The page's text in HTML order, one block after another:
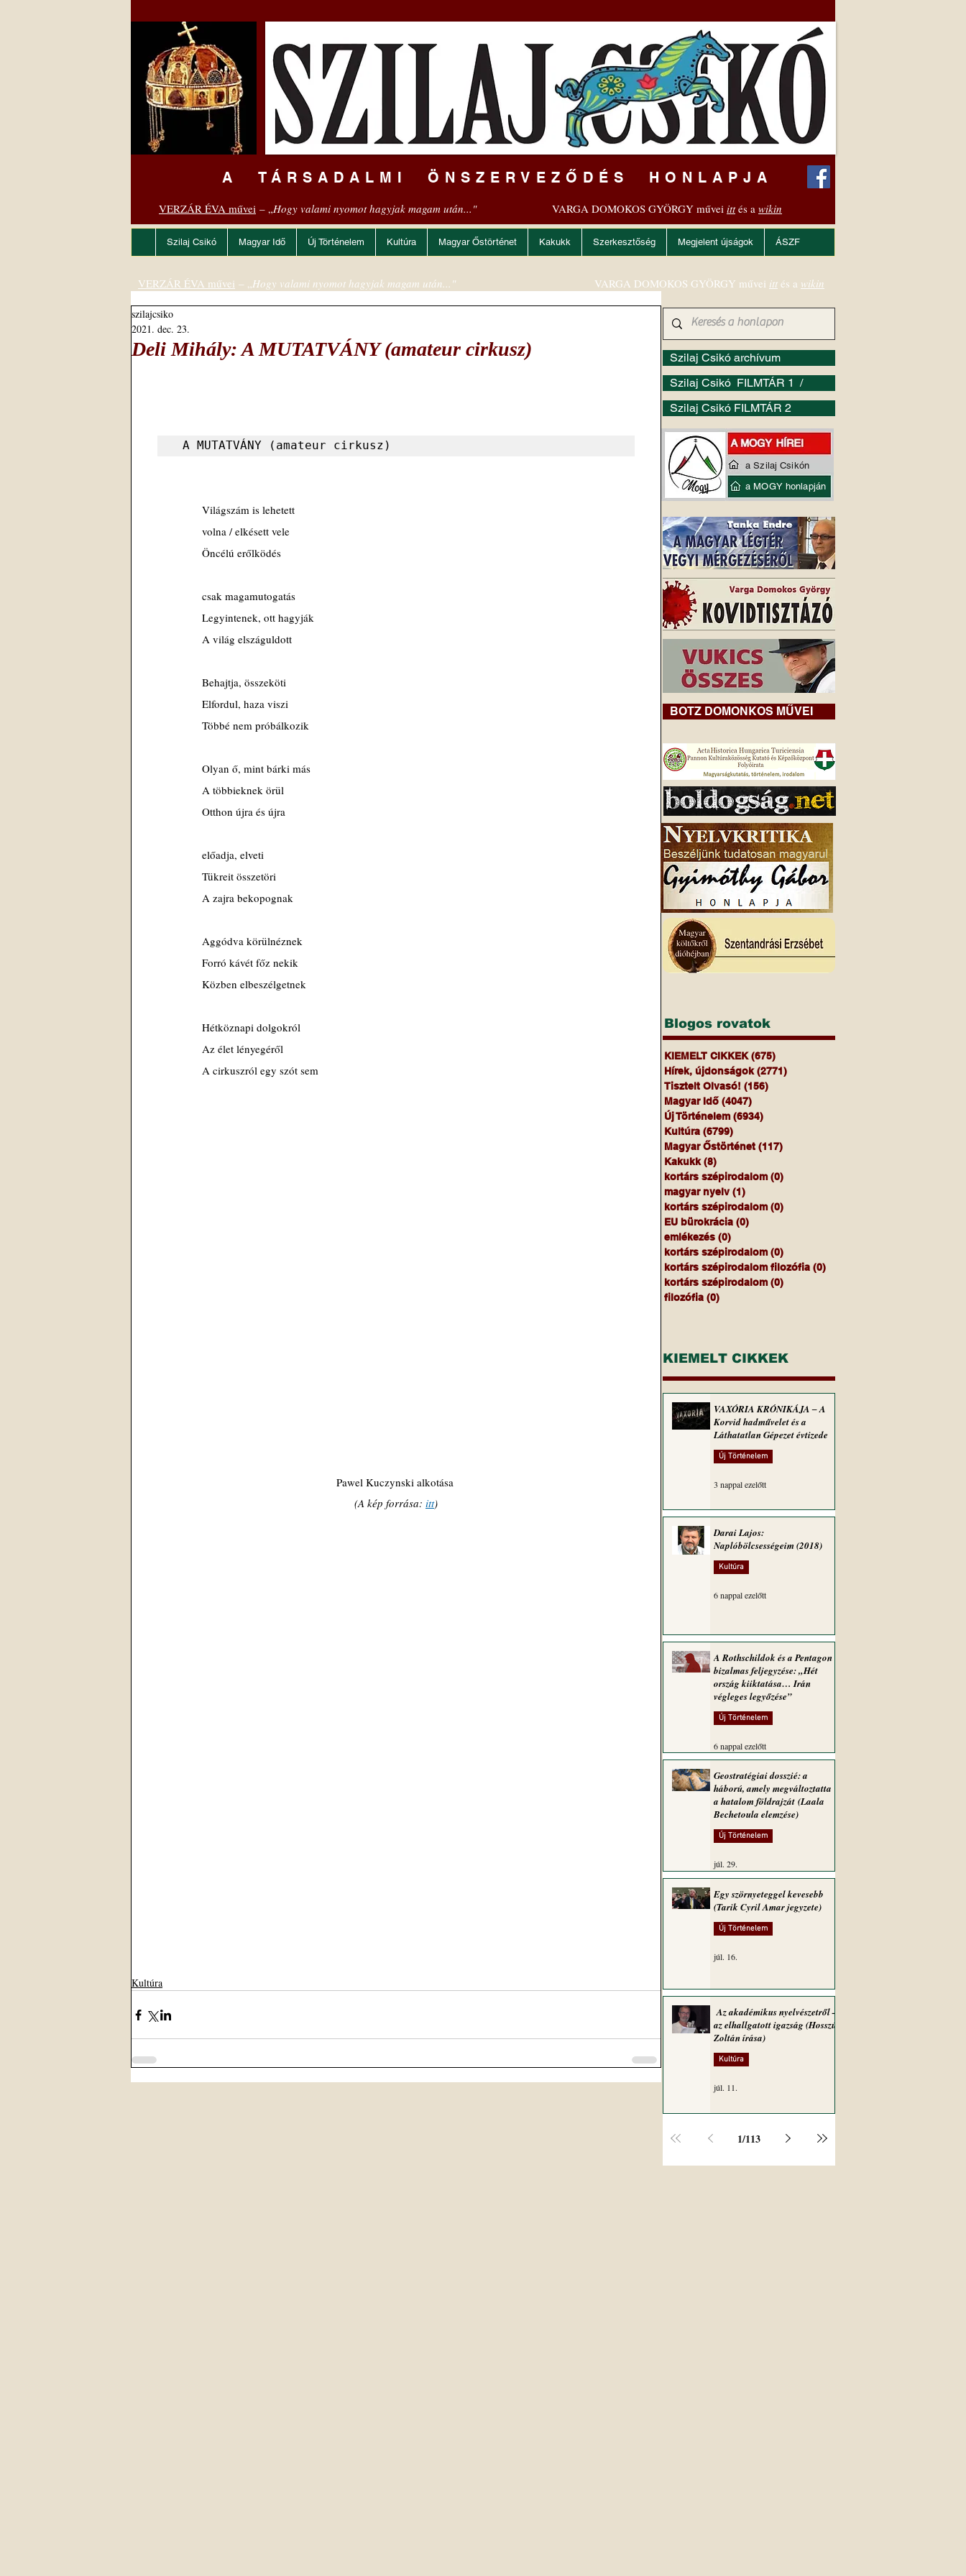
A TÁRSADALMI ÖNSZERVEZŐDÉS HONLAPJA
VERZÁR ÉVA művei – „Hogy valami nyomot hagyjak magam után..." VARGA DOMOKOS GYÖRGY művei ittés a wikin
Szilaj Csikó Magyar Idő Új Történelem Kultúra Magyar Őstörténet Kakukk Szerkesztőség Megjelent újságok ÁSZF
Deli Mihály: A MUTATVÁNY (amateur cirkusz)
szilajcsiko
2021. dec. 23.
A MUTATVÁNY (amateur cirkusz)
Világszám is lehetett
volna / elkésett vele
Öncélú erőlködés
csak magamutogatás
Legyintenek, ott hagyják
A világ elszáguldott
Behajtja, összeköti
Elfordul, haza viszi
Többé nem próbálkozik
Olyan ő, mint bárki más
A többieknek örül
Otthon újra és újra
előadja, elveti
Tükreit összetöri
A zajra bekopognak
Aggódva körülnéznek
Forró kávét főz nekik
Közben elbeszélgetnek
Hétköznapi dolgokról
Az élet lényegéről
A cirkuszról egy szót sem
Pawel Kuczynski alkotása
(A kép forrása: itt)
Kultúra
Szilaj Csikó archívum
Szilaj Csikó FILMTÁR 1 /
Szilaj Csikó FILMTÁR 2
VERZÁR ÉVA művei – „Hogy valami nyomot hagyjak magam után..." VARGA DOMOKOS GYÖRGY művei itt és a wikin
BOTZ DOMONKOS MŰVEI
Blogos rovatok
KIEMELT CIKKEK (675)
Hírek, újdonságok (2771)
Tisztelt Olvasó! (156)
Magyar Idő (4047)
Új Történelem (6934)
Kultúra (6799)
Magyar Őstörténet (117)
Kakukk (8)
kortárs szépirodalom (0)
magyar nyelv (1)
kortárs szépirodalom (0)
EU bürokrácia (0)
emlékezés (0)
kortárs szépirodalom (0)
kortárs szépirodalom filozófia (0)
kortárs szépirodalom (0)
filozófia (0)
KIEMELT CIKKEK
VAXÓRIA KRÓNIKÁJA ‒ A
Korvid hadművelet és a
Láthatatlan Gépezet évtizede
Új Történelem
3 nappal ezelőtt
Darai Lajos:
Naplóbölcsességeim (2018)
Kultúra
6 nappal ezelőtt
A Rothschildok és a Pentagon
bizalmas feljegyzése: „Hét
ország kiiktatása… Irán
végleges legyőzése”
Új Történelem
6 nappal ezelőtt
Geostratégiai dosszié: a
háború, amely megváltoztatta
a hatalom földrajzát (Laala
Bechetoula elemzése)
Új Történelem
júl. 29.
Egy szörnyeteggel kevesebb
(Tarik Cyril Amar jegyzete)
Új Történelem
júl. 16.
Az akadémikus nyelvészetről –
az elhallgatott igazság (Hosszú
Zoltán írása)
Kultúra
júl. 11.
1/113
a Szilaj Csikón
a MOGY honlapján